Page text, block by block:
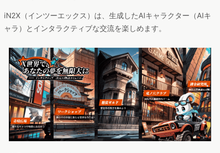
iN2X（インツーエックス）は、生成したAIキャラクター（AIキ
ャラ）とインタラクティブな交流を楽しめます。